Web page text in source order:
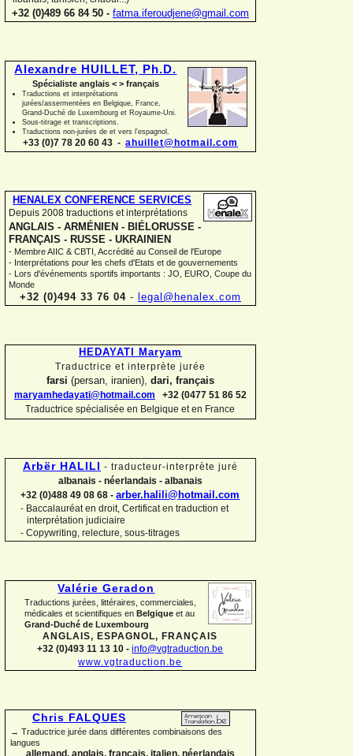
+32 (0)489 66 84 50 - fatma.iferoudjene@gmail.com
Alexandre HUILLET, Ph.D.
Spécialiste anglais < > français
Traductions et interprétations
jurées/assermentées en Belgique, France,
Grand-Duché de Luxembourg et Royaume-Uni.
Sous-titrage et transcriptions.
Traductions non-jurées de et vers l'espagnol.
+33 (0)7 78 20 60 43 - ahuillet@hotmail.com
HENALEX CONFERENCE SERVICES
Depuis 2008 traductions et interprétations
ANGLAIS - ARMÉNIEN - BIÉLORUSSE -
FRANÇAIS - RUSSE - UKRAINIEN
- Membre AIIC & CBTI, Accrédité au Conseil de l'Europe
- Interprétations pour les chefs d'Etats et de gouvernements
- Lors d'événements sportifs importants : JO, EURO, Coupe du
Monde
+32 (0)494 33 76 04 - legal@henalex.com
HEDAYATI Maryam
Traductrice et interprète jurée
farsi (persan, iranien), dari, français
maryamhedayati@hotmail.com +32 (0477 51 86 52
Traductrice spécialisée en Belgique et en France
Arbër HALILI - traducteur-interprète juré
albanais - néerlandais - albanais
+32 (0)488 49 08 68 - arber.halili@hotmail.com
- Baccalauréat en droit, Certificat en traduction et
interprétation judiciaire
- Copywriting, relecture, sous-titrages
Valérie Geradon
Traductions jurées, littéraires, commerciales,
médicales et scientifiques en Belgique et au
Grand-Duché de Luxembourg
ANGLAIS, ESPAGNOL, FRANÇAIS
+32 (0)493 11 13 10 - info@vgtraduction.be
www.vgtraduction.be
Chris FALQUES
→ Traductrice jurée dans différentes combinaisons des
langues
allemand, anglais, français, italien, néerlandais